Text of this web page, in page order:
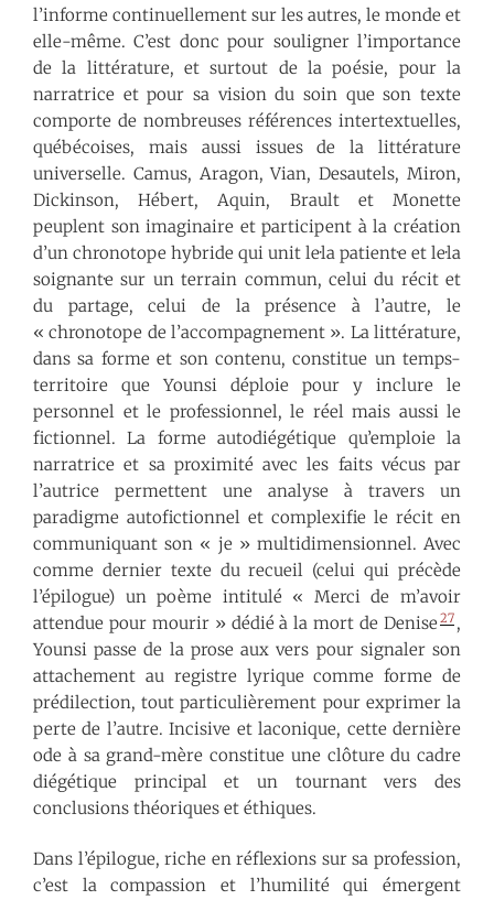
l’informe continuellement sur les autres, le monde et
elle-même. C’est donc pour souligner l’importance
de la littérature, et surtout de la poésie, pour la
narratrice et pour sa vision du soin que son texte
comporte de nombreuses références intertextuelles,
québécoises, mais aussi issues de la littérature
universelle. Camus, Aragon, Vian, Desautels, Miron,
Dickinson, Hébert, Aquin, Brault et Monette
peuplent son imaginaire et participent à la création
d’un chronotope hybride qui unit le·la patient·e et le·la
soignant·e sur un terrain commun, celui du récit et
du partage, celui de la présence à l’autre, le
« chronotope de l’accompagnement ». La littérature,
dans sa forme et son contenu, constitue un temps-
territoire que Younsi déploie pour y inclure le
personnel et le professionnel, le réel mais aussi le
fictionnel. La forme autodiégétique qu’emploie la
narratrice et sa proximité avec les faits vécus par
l’autrice permettent une analyse à travers un
paradigme autofictionnel et complexifie le récit en
communiquant son « je » multidimensionnel. Avec
comme dernier texte du recueil (celui qui précède
l’épilogue) un poème intitulé « Merci de m’avoir
attendue pour mourir » dédié à la mort de Denise27 ,
Younsi passe de la prose aux vers pour signaler son
attachement au registre lyrique comme forme de
prédilection, tout particulièrement pour exprimer la
perte de l’autre. Incisive et laconique, cette dernière
ode à sa grand-mère constitue une clôture du cadre
diégétique principal et un tournant vers des
conclusions théoriques et éthiques.
Dans l’épilogue, riche en réflexions sur sa profession,
c’est la compassion et l’humilité qui émergent